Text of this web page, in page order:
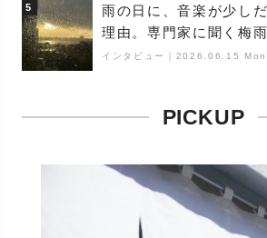
5
雨の日に、音楽が少し
理由。専門家に聞く梅
ケープ
インタビュー 2026.06.15 Mon
PICKUP